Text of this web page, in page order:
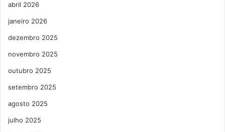
abril 2026
janeiro 2026
dezembro 2025
novembro 2025
outubro 2025
setembro 2025
agosto 2025
julho 2025